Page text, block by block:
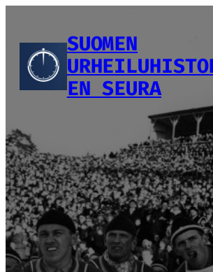
SUOMEN
EN SEURA